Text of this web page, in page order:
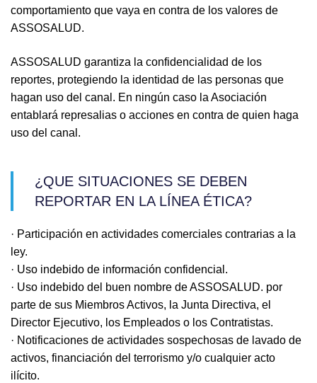
comportamiento que vaya en contra de los valores de
ASSOSALUD.
ASSOSALUD garantiza la confidencialidad de los
reportes, protegiendo la identidad de las personas que
hagan uso del canal. En ningún caso la Asociación
entablará represalias o acciones en contra de quien haga
uso del canal.
¿QUE SITUACIONES SE DEBEN
REPORTAR EN LA LÍNEA ÉTICA?
· Participación en actividades comerciales contrarias a la
ley.
· Uso indebido de información confidencial.
· Uso indebido del buen nombre de ASSOSALUD. por
parte de sus Miembros Activos, la Junta Directiva, el
Director Ejecutivo, los Empleados o los Contratistas.
· Notificaciones de actividades sospechosas de lavado de
activos, financiación del terrorismo y/o cualquier acto
ilícito.